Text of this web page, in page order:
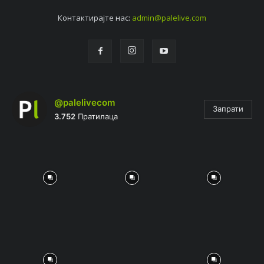
Контактирајтe нас: admin@palelive.com
@palelivecom
3.752 Пратилаца
Запрати